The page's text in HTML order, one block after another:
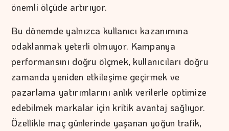
önemli ölçüde artırıyor.
Bu dönemde yalnızca kullanıcı kazanımına
odaklanmak yeterli olmuyor. Kampanya
performansını doğru ölçmek, kullanıcıları doğru
zamanda yeniden etkileşime geçirmek ve
pazarlama yatırımlarını anlık verilerle optimize
edebilmek markalar için kritik avantaj sağlıyor.
Özellikle maç günlerinde yaşanan yoğun trafik,